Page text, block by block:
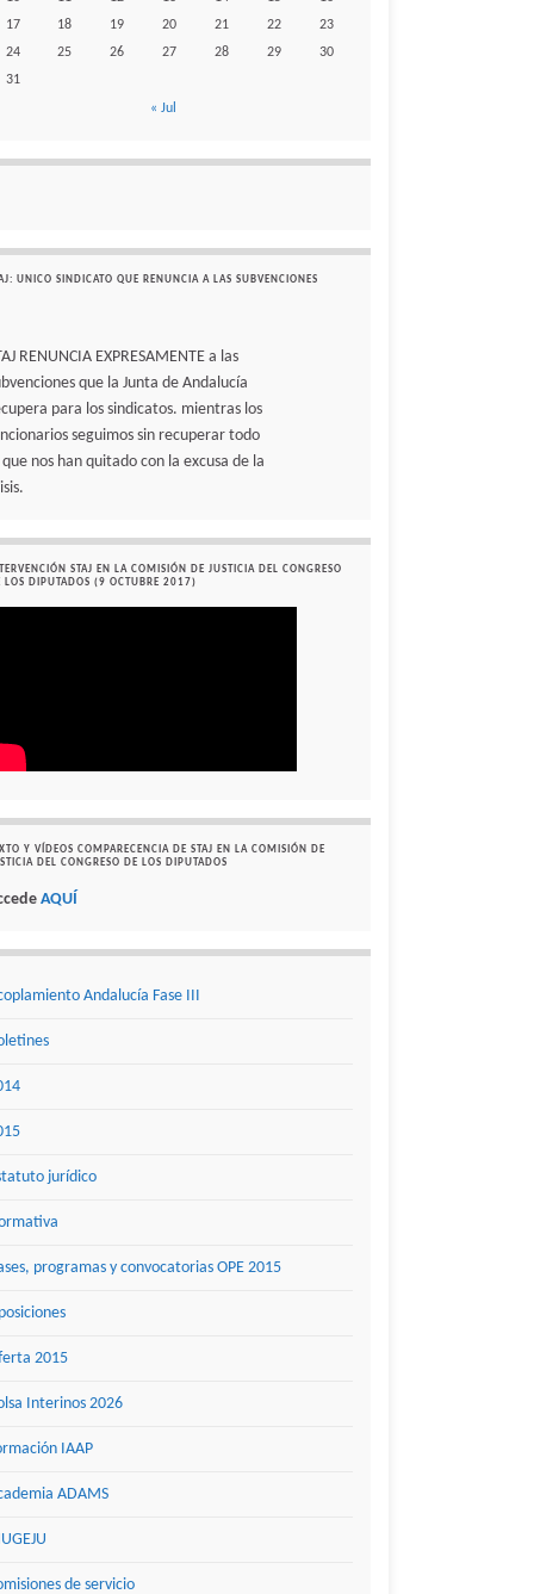
17
18 19 20 21 22
23
24
25 26 27 28 29
30
31
« Jul
UNICO SINDICATO QUE RENUNCIA A LAS SUBVENCIONES
RENUNCIA EXPRESAMENTE a las
que la Junta de Andalucía
para los sindicatos. mientras los
seguimos sin recuperar todo
que nos han quitado con la excusa de la
STAJ EN LA COMISIÓN DE JUSTICIA DEL CONGRESO
LOS DIPUTADOS (9 OCTUBRE 2017)
Y VÍDEOS COMPARECENCIA DE STAJ EN LA COMISIÓN DE
DEL CONGRESO DE LOS DIPUTADOS
AQUÍ
Andalucía Fase III
jurídico
programas y convocatorias OPE 2015
2015
Interinos 2026
IAAP
ADAMS
de servicio